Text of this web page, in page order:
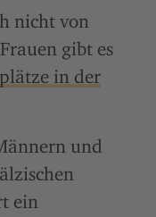
nicht von
gibt es
in der
und
ein